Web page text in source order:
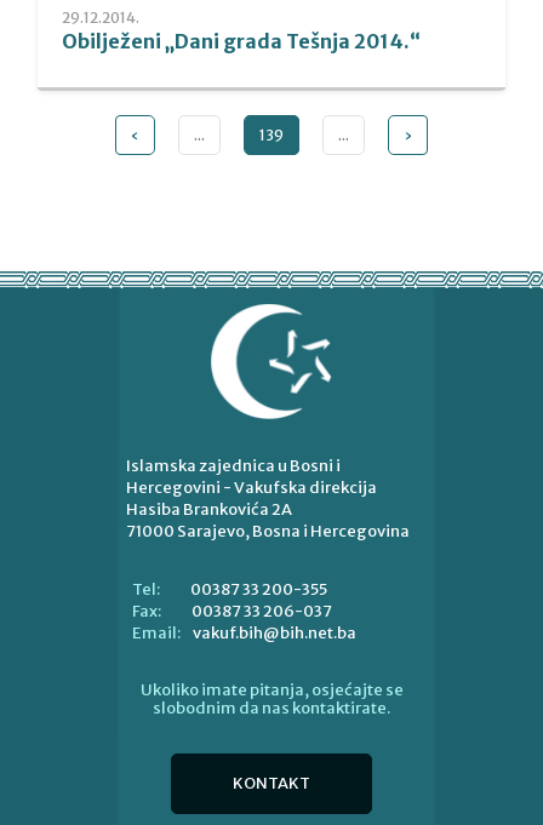
29.12.2014.
Obilježeni „Dani grada Tešnja 2014.“
‹ ... 139 ... ›
Islamska zajednica u Bosni i
Hercegovini - Vakufska direkcija
Hasiba Brankovića 2A
71000 Sarajevo, Bosna i Hercegovina
Tel:
00387 33 200-355
Fax:
00387 33 206-037
Email: vakuf.bih@bih.net.ba
Ukoliko imate pitanja, osjećajte se
slobodnim da nas kontaktirate.
KONTAKT